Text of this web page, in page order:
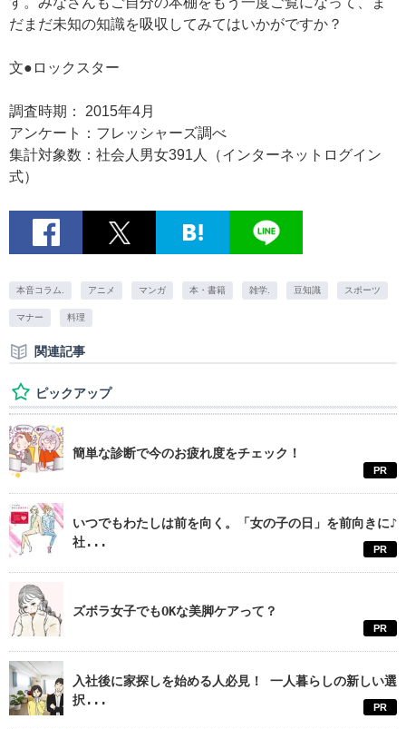
だまだ未知の知識を吸収してみてはいかがですか？
文●ロックスター
調査時期： 2015年4月
アンケート：フレッシャーズ調べ
集計対象数：社会人男女391人（インターネットログイン
式）
本音コラム. アニメ マンガ 本・書籍 雑学. 豆知識 スポーツ
マナー 料理
関連記事
ピックアップ
簡単な診断で今のお疲れ度をチェック！
PR
いつでもわたしは前を向く。「女の子の日」を前向きに♪
社...
PR
ズボラ女子でもOKな美脚ケアって？
PR
入社後に家探しを始める人必見！ 一人暮らしの新しい選
択...
PR